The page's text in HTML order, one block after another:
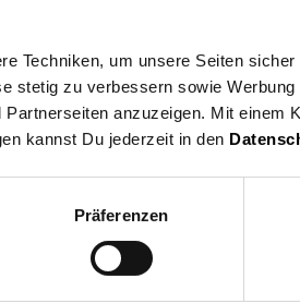
Techniken, um unsere Seiten
stetig zu verbessern sowie
anzuzeigen. Mit einem
kannst Du jederzeit in den
Präferenzen
Schnittblume, Rabatten,